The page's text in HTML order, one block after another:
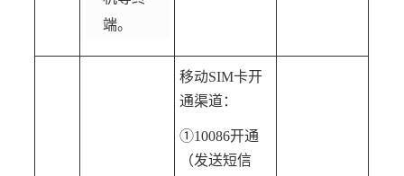
端。
移动SIM卡开
通渠道：
①10086开通
（发送短信